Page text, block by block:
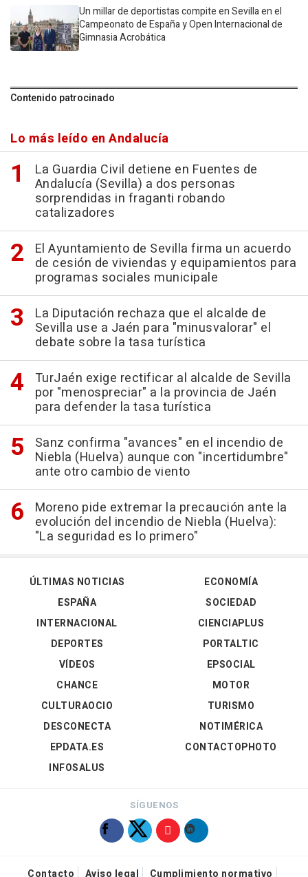
Un millar de deportistas compite en Sevilla en el
Campeonato de España y Open Internacional de
Gimnasia Acrobática
Contenido patrocinado
Lo más leído en Andalucía
La Guardia Civil detiene en Fuentes de
Andalucía (Sevilla) a dos personas
sorprendidas in fraganti robando
catalizadores
El Ayuntamiento de Sevilla firma un acuerdo
de cesión de viviendas y equipamientos para
programas sociales municipale
La Diputación rechaza que el alcalde de
Sevilla use a Jaén para "minusvalorar" el
debate sobre la tasa turística
TurJaén exige rectificar al alcalde de Sevilla
por "menospreciar" a la provincia de Jaén
para defender la tasa turística
Sanz confirma "avances" en el incendio de
Niebla (Huelva) aunque con "incertidumbre"
ante otro cambio de viento
Moreno pide extremar la precaución ante la
evolución del incendio de Niebla (Huelva):
"La seguridad es lo primero"
ÚLTIMAS NOTICIAS
ESPAÑA
INTERNACIONAL
DEPORTES
VÍDEOS
ECONOMÍA
SOCIEDAD
CIENCIAPLUS
PORTALTIC
EPSOCIAL
CHANCE
CULTURAOCIO
DESCONECTA
EPDATA.ES
INFOSALUS
MOTOR
TURISMO
NOTIMÉRICA
CONTACTOPHOTO
SÍGUENOS